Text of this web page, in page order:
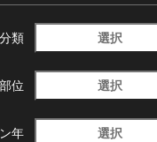
類 選択
部位 選択
年 選択